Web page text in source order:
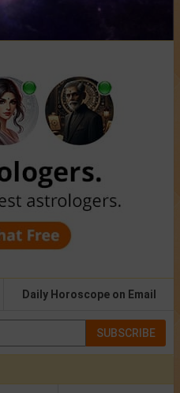
Daily Horoscope on Email
SUBSCRIBE